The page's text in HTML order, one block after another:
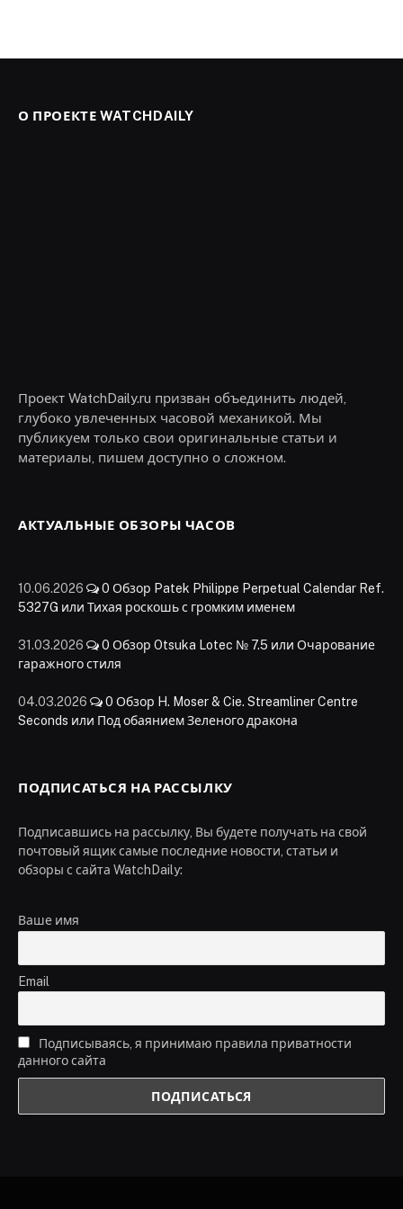
О ПРОЕКТЕ WATCHDAILY
Проект WatchDaily.ru призван объединить людей,
глубоко увлеченных часовой механикой. Мы
публикуем только свои оригинальные статьи и
материалы, пишем доступно о сложном.
АКТУАЛЬНЫЕ ОБЗОРЫ ЧАСОВ
10.06.2026 0 Обзор Patek Philippe Perpetual Calendar Ref.
5327G или Тихая роскошь с громким именем
31.03.2026 0 Обзор Otsuka Lotec № 7.5 или Очарование
гаражного стиля
04.03.2026 0 Обзор H. Moser & Cie. Streamliner Centre
Seconds или Под обаянием Зеленого дракона
ПОДПИСАТЬСЯ НА РАССЫЛКУ
Подписавшись на рассылку, Вы будете получать на свой
почтовый ящик самые последние новости, статьи и
обзоры с сайта WatchDaily:
Ваше имя
Email
Подписываясь, я принимаю правила приватности
данного сайта